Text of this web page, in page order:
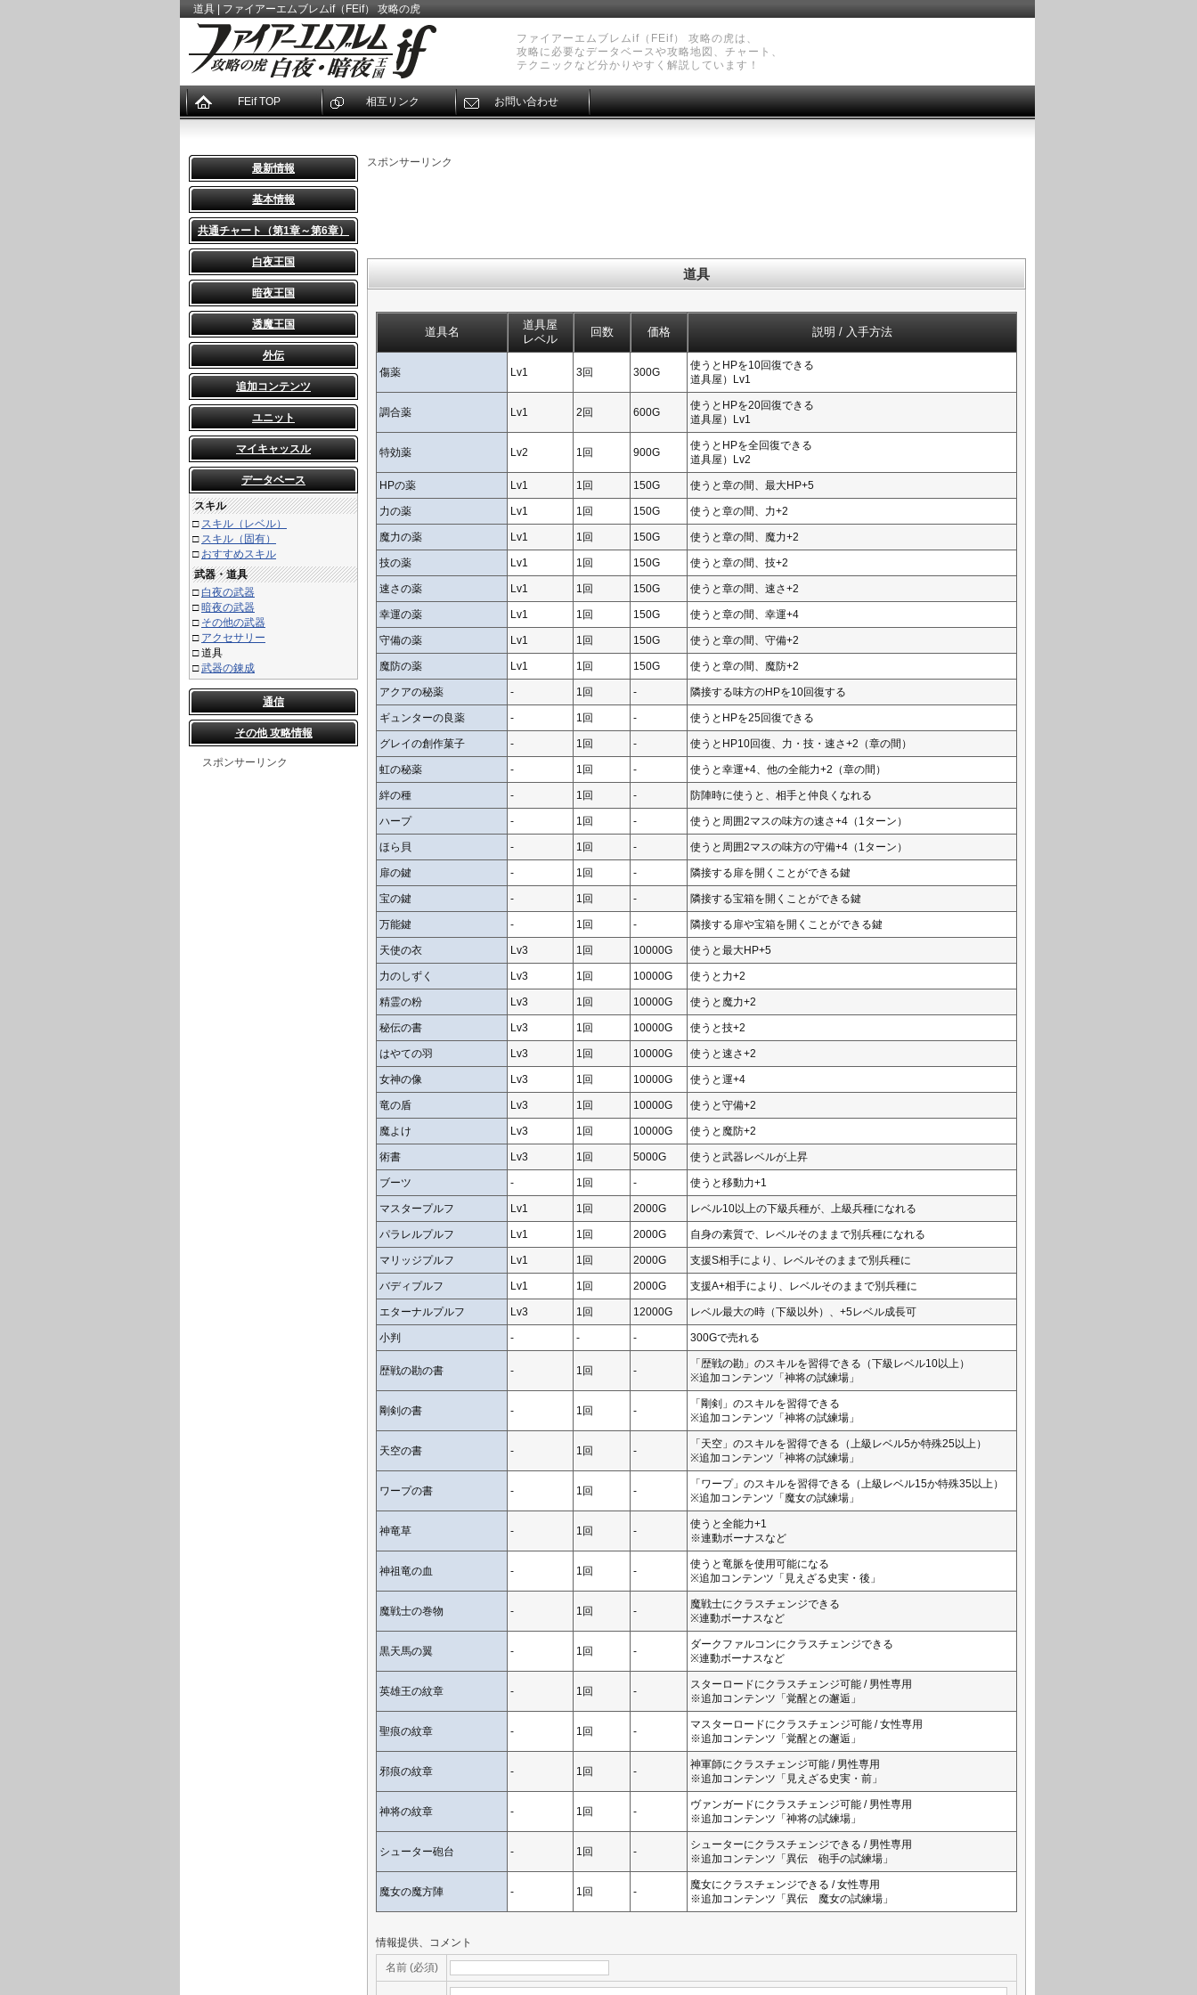
道具 | ファイアーエムブレムif（FEif） 攻略の虎
ファイアーエムブレムif（FEif） 攻略の虎は、
攻略に必要なデータベースや攻略地図、チャート、
テクニックなど分かりやすく解説しています！
最新情報
基本情報
共通チャート（第1章～第6章）
白夜王国
暗夜王国
透魔王国
外伝
追加コンテンツ
ユニット
マイキャッスル
データベース
スキル
□ スキル（レベル）
□ スキル（固有）
□ おすすめスキル
武器・道具
□ 白夜の武器
□暗夜の武器
□ その他の武器
□ アクセサリー
□道具
□武器の錬成
通信
その他 攻略情報
スポンサーリンク
スポンサーリンク
道具
道具名
道具屋
レベル
回数 価格 説明 / 入手方法
傷薬 Lv1 3回 300G
使うとHPを10回復できる
道具屋）Lv1
調合薬 Lv1 2回 600G
使うとHPを20回復できる
道具屋）Lv1
特効薬 Lv2 1回 900G
使うとHPを全回復できる
道具屋）Lv2
HPの薬 Lv1 1回 150G 使うと章の間、最大HP+5
力の薬 Lv1 1回 150G 使うと章の間、力+2
魔力の薬 Lv1 1回 150G 使うと章の間、魔力+2
技の薬 Lv1 1回 150G 使うと章の間、技+2
速さの薬 Lv1 1回 150G 使うと章の間、速さ+2
幸運の薬 Lv1 1回 150G 使うと章の間、幸運+4
守備の薬 Lv1 1回 150G 使うと章の間、守備+2
魔防の薬 Lv1 1回 150G 使うと章の間、魔防+2
アクアの秘薬 - 1回 - 隣接する味方のHPを10回復する
ギュンターの良薬 - 1回 - 使うとHPを25回復できる
グレイの創作菓子 - 1回 - 使うとHP10回復、力・技・速さ+2（章の間）
虹の秘薬 - 1回 - 使うと幸運+4、他の全能力+2（章の間）
絆の種 - 1回 - 防陣時に使うと、相手と仲良くなれる
ハープ - 1回 - 使うと周囲2マスの味方の速さ+4（1ターン）
ほら貝 - 1回 - 使うと周囲2マスの味方の守備+4（1ターン）
扉の鍵 - 1回 - 隣接する扉を開くことができる鍵
宝の鍵 - 1回 - 隣接する宝箱を開くことができる鍵
万能鍵 - 1回 - 隣接する扉や宝箱を開くことができる鍵
天使の衣 Lv3 1回 10000G 使うと最大HP+5
力のしずく Lv3 1回 10000G 使うと力+2
精霊の粉 Lv3 1回 10000G 使うと魔力+2
秘伝の書 Lv3 1回 10000G 使うと技+2
はやての羽 Lv3 1回 10000G 使うと速さ+2
女神の像 Lv3 1回 10000G 使うと運+4
竜の盾 Lv3 1回 10000G 使うと守備+2
魔よけ Lv3 1回 10000G 使うと魔防+2
術書 Lv3 1回 5000G 使うと武器レベルが上昇
ブーツ - 1回 - 使うと移動力+1
マスタープルフ Lv1 1回 2000G レベル10以上の下級兵種が、上級兵種になれる
パラレルプルフ Lv1 1回 2000G 自身の素質で、レベルそのままで別兵種になれる
マリッジプルフ Lv1 1回 2000G 支援S相手により、レベルそのままで別兵種に
バディプルフ Lv1 1回 2000G 支援A+相手により、レベルそのままで別兵種に
エターナルプルフ Lv3 1回 12000G レベル最大の時（下級以外）、+5レベル成長可
小判 - - - 300Gで売れる
歴戦の勘の書 - 1回 -
「歴戦の勘」のスキルを習得できる（下級レベル10以上）
※追加コンテンツ「神将の試練場」
剛剣の書 - 1回 -
「剛剣」のスキルを習得できる
※追加コンテンツ「神将の試練場」
天空の書 - 1回 -
「天空」のスキルを習得できる（上級レベル5か特殊25以上）
※追加コンテンツ「神将の試練場」
ワープの書 - 1回 -
「ワープ」のスキルを習得できる（上級レベル15か特殊35以上）
※追加コンテンツ「魔女の試練場」
神竜草 - 1回 -
使うと全能力+1
※連動ボーナスなど
神祖竜の血 - 1回 -
使うと竜脈を使用可能になる
※追加コンテンツ「見えざる史実・後」
魔戦士の巻物 - 1回 -
魔戦士にクラスチェンジできる
※連動ボーナスなど
黒天馬の翼 - 1回 -
ダークファルコンにクラスチェンジできる
※連動ボーナスなど
英雄王の紋章 - 1回 -
スターロードにクラスチェンジ可能 / 男性専用
※追加コンテンツ「覚醒との邂逅」
聖痕の紋章 - 1回 -
マスターロードにクラスチェンジ可能 / 女性専用
※追加コンテンツ「覚醒との邂逅」
邪痕の紋章 - 1回 -
神軍師にクラスチェンジ可能 / 男性専用
※追加コンテンツ「見えざる史実・前」
神将の紋章 - 1回 -
ヴァンガードにクラスチェンジ可能 / 男性専用
※追加コンテンツ「神将の試練場」
シューター砲台 - 1回 -
シューターにクラスチェンジできる / 男性専用
※追加コンテンツ「異伝　砲手の試練場」
魔女の魔方陣 - 1回 -
魔女にクラスチェンジできる / 女性専用
※追加コンテンツ「異伝　魔女の試練場」
情報提供、コメント
名前 (必須)
FEif TOP 相互リンク お問い合わせ